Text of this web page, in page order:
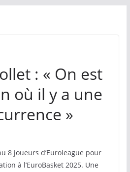
: « On est
où il y a une
»
8 joueurs d’Euroleague pour
à l’EuroBasket 2025. Une